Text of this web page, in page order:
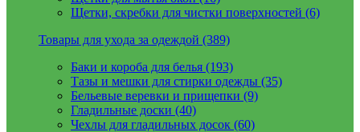
Щетки, скребки для чистки поверхностей (6)
Товары для ухода за одеждой (389)
Баки и короба для белья (193)
Тазы и мешки для стирки одежды (35)
Бельевые веревки и прищепки (9)
Гладильные доски (40)
Чехлы для гладильных досок (60)